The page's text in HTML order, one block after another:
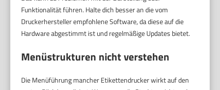
Funktionalität führen. Halte dich besser an die vom
Druckerhersteller empfohlene Software, da diese auf die
Hardware abgestimmt ist und regelmäßige Updates bietet.
Menüstrukturen nicht verstehen
Die Menüführung mancher Etikettendrucker wirkt auf den